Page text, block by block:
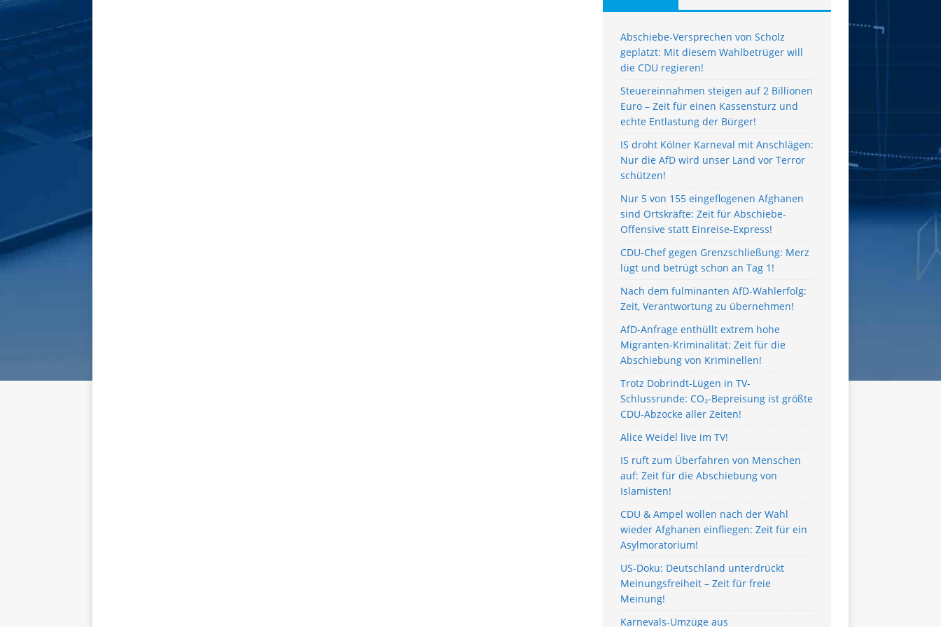
Abschiebe-Versprechen von Scholz
geplatzt: Mit diesem Wahlbetrüger will
die CDU regieren!
Steuereinnahmen steigen auf 2 Billionen
Euro – Zeit für einen Kassensturz und
echte Entlastung der Bürger!
IS droht Kölner Karneval mit Anschlägen:
Nur die AfD wird unser Land vor Terror
schützen!
Nur 5 von 155 eingeflogenen Afghanen
sind Ortskräfte: Zeit für Abschiebe-
Offensive statt Einreise-Express!
CDU-Chef gegen Grenzschließung: Merz
lügt und betrügt schon an Tag 1!
Nach dem fulminanten AfD-Wahlerfolg:
Zeit, Verantwortung zu übernehmen!
AfD-Anfrage enthüllt extrem hohe
Migranten-Kriminalität: Zeit für die
Abschiebung von Kriminellen!
Trotz Dobrindt-Lügen in TV-
Schlussrunde: CO₂-Bepreisung ist größte
CDU-Abzocke aller Zeiten!
Alice Weidel live im TV!
IS ruft zum Überfahren von Menschen
auf: Zeit für die Abschiebung von
Islamisten!
CDU & Ampel wollen nach der Wahl
wieder Afghanen einfliegen: Zeit für ein
Asylmoratorium!
US-Doku: Deutschland unterdrückt
Meinungsfreiheit – Zeit für freie
Meinung!
Karnevals-Umzüge aus